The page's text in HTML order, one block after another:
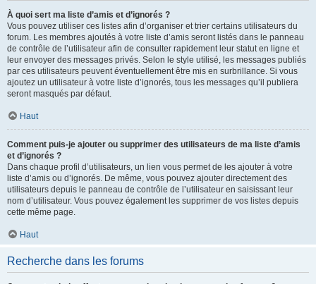
À quoi sert ma liste d’amis et d’ignorés ?
Vous pouvez utiliser ces listes afin d’organiser et trier certains utilisateurs du
forum. Les membres ajoutés à votre liste d’amis seront listés dans le panneau
de contrôle de l’utilisateur afin de consulter rapidement leur statut en ligne et
leur envoyer des messages privés. Selon le style utilisé, les messages publiés
par ces utilisateurs peuvent éventuellement être mis en surbrillance. Si vous
ajoutez un utilisateur à votre liste d’ignorés, tous les messages qu’il publiera
seront masqués par défaut.
Haut
Comment puis-je ajouter ou supprimer des utilisateurs de ma liste d’amis
et d’ignorés ?
Dans chaque profil d’utilisateurs, un lien vous permet de les ajouter à votre
liste d’amis ou d’ignorés. De même, vous pouvez ajouter directement des
utilisateurs depuis le panneau de contrôle de l’utilisateur en saisissant leur
nom d’utilisateur. Vous pouvez également les supprimer de vos listes depuis
cette même page.
Haut
Recherche dans les forums